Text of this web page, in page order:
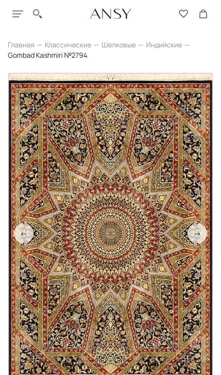
Главная Классические Шелковые
Индийские
Gombad Kashmiri №2794
← →